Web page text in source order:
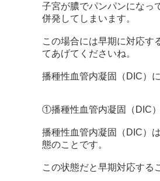
子宮が膿でパンパンになっ
併発してしまいます。
この場合には早期に対応す
てあげてくださいね。
播種性血管内凝固（DIC）
①播種性血管内凝固（DIC
播種性血管内凝固（DIC）
態のことです。
この状態だと早期対応する